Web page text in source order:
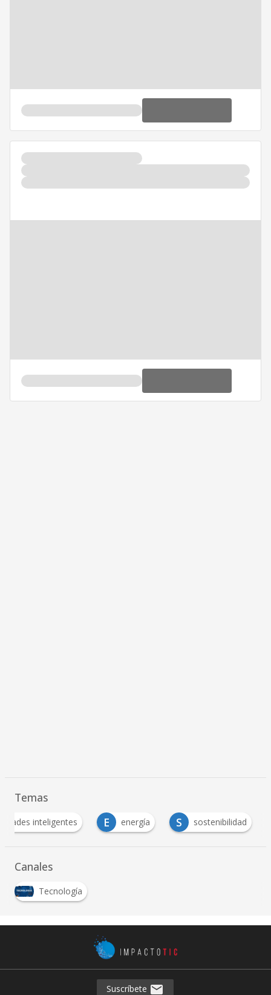
Temas
inteligentes E energía S sostenibilidad
Canales
Tecnología
Suscríbete